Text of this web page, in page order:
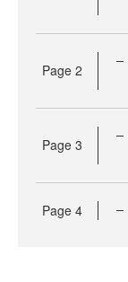
Page 2
Page 3
Page 4